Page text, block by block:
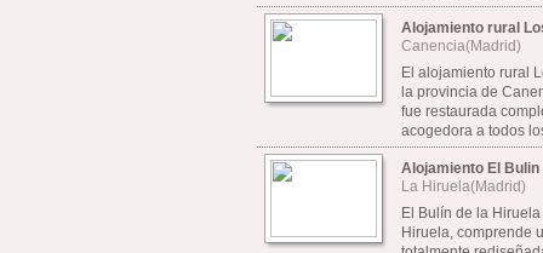
Alojamiento rural
Canencia(Madrid)
El alojamiento rural
la provincia de
fue restaurada
acogedora a todos
Alojamiento El Bulin
La Hiruela(Madrid)
El Bulín de la
Hiruela, comprende